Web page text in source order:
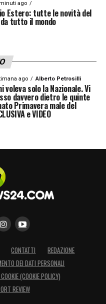
ago
Estero: tutte le novità del
tutto il mondo
ago Alberto Petrosilli
voleva solo la Nazionale. Vi
davvero dietro le quinte
Primavera male del
e VIDEO
CONTATTI
REDAZIONE
DEI DATI PERSONALI
(COOKIE POLICY)
REVIEW